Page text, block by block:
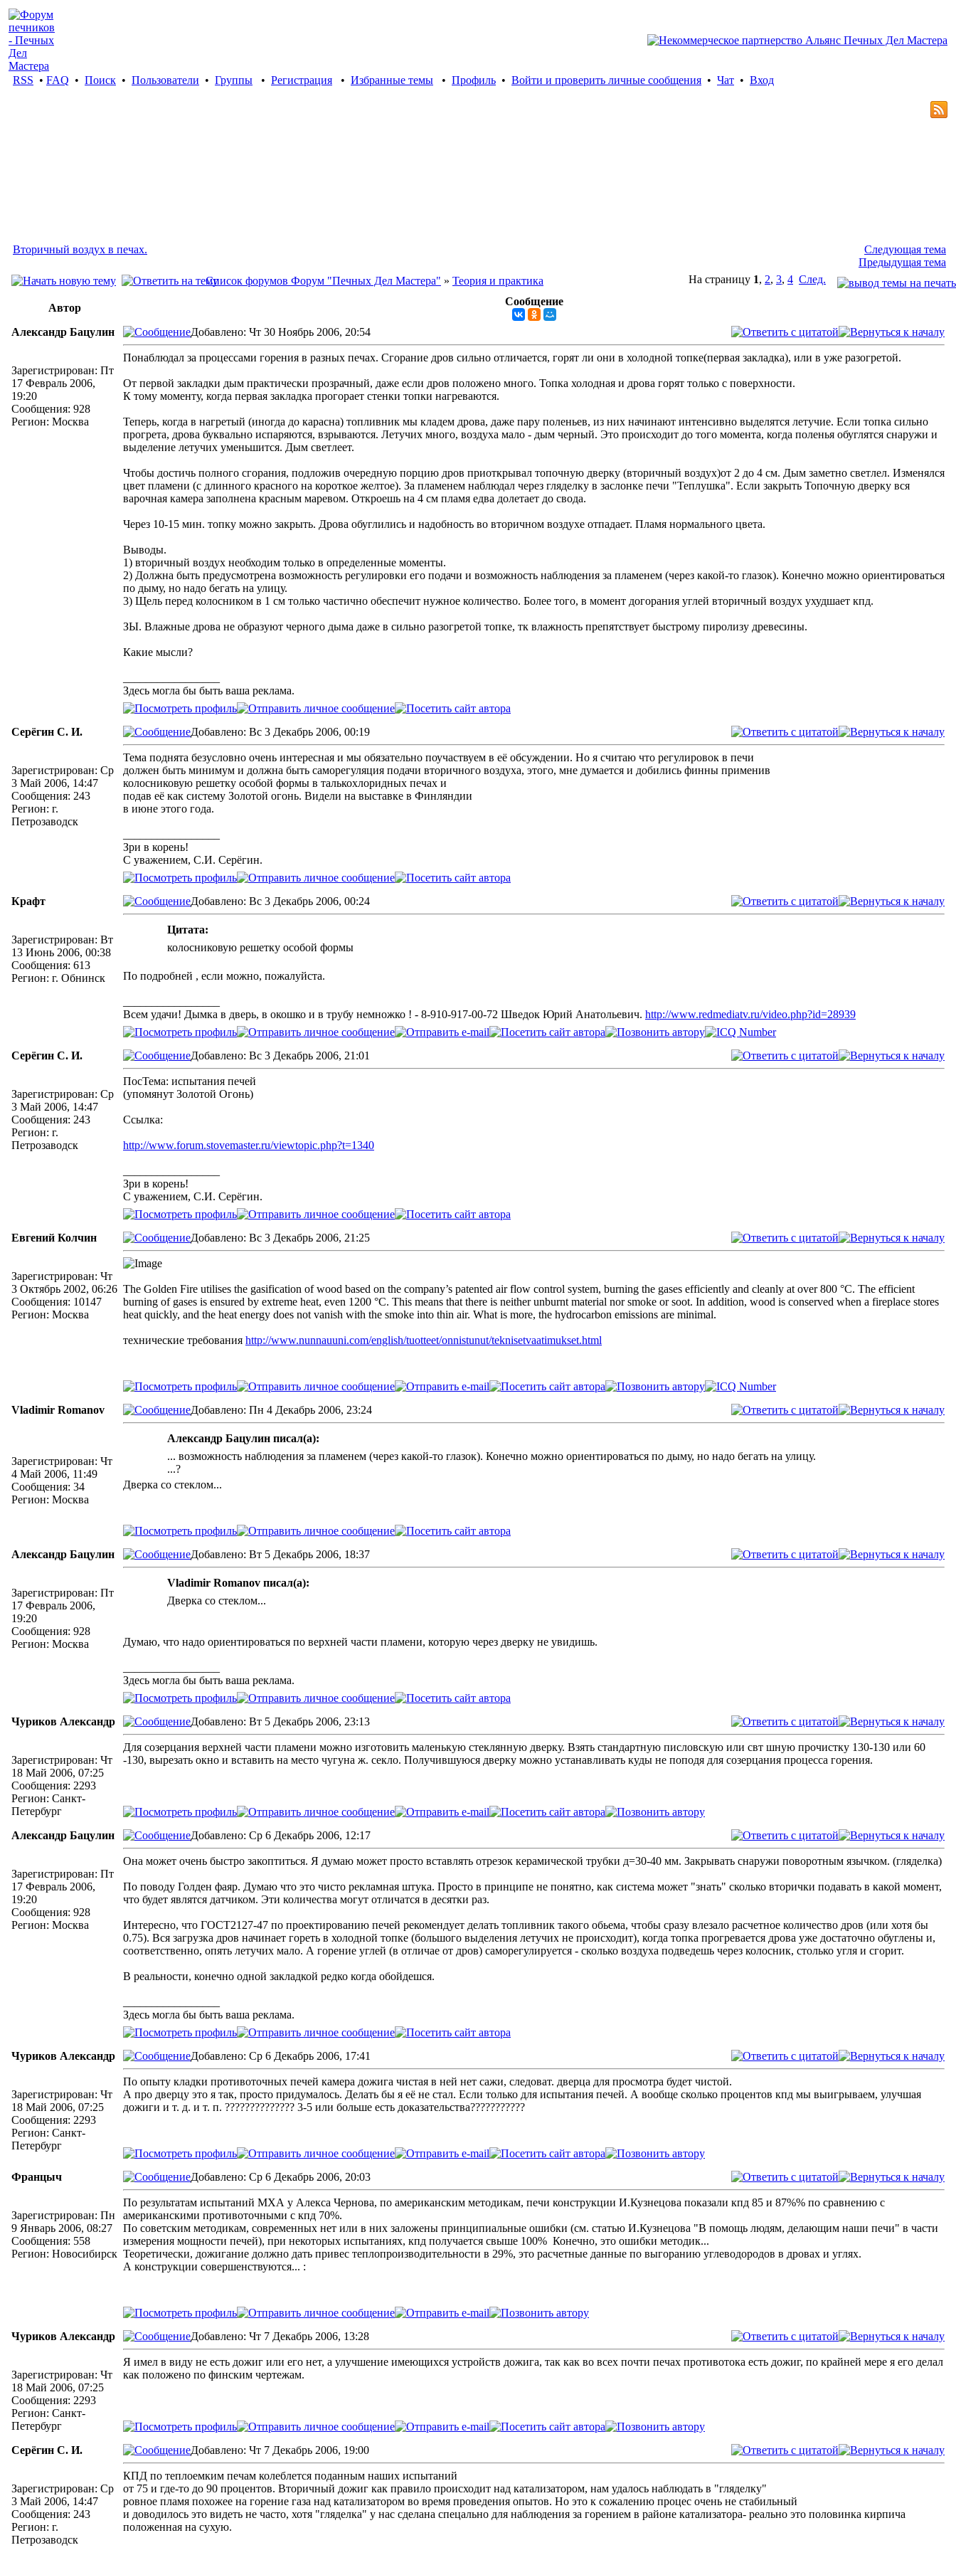
RSS • FAQ • Поиск • Пользователи • Группы • Регистрация • Избранные темы • Профиль • Войти и проверить личные сообщения • Чат • Вход
Вторичный воздух в печах.
Следующая тема
Предыдущая тема
Список форумов Форум "Печных Дел Мастера" » Теория и практика На страницу 1, 2, 3, 4 След.
Автор
Сообщение
Александр Бацулин
Зарегистрирован: Пт
17 Февраль 2006,
19:20
Сообщения: 928
Регион: Москва
Добавлено: Чт 30 Ноябрь 2006, 20:54
Понаблюдал за процессами горения в разных печах. Сгорание дров сильно отличается, горят ли они в холодной топке(первая закладка), или в уже разогретой.
От первой закладки дым практически прозрачный, даже если дров положено много. Топка холодная и дрова горят только с поверхности.
К тому моменту, когда первая закладка прогорает стенки топки нагреваются.
Теперь, когда в нагретый (иногда до карасна) топливник мы кладем дрова, даже пару поленьев, из них начинают интенсивно выделятся летучие. Если топка сильно
прогрета, дрова буквально испаряются, взрываются. Летучих много, воздуха мало - дым черный. Это происходит до того момента, когда поленья обуглятся снаружи и
выделение летучих уменьшится. Дым светлеет.
Чтобы достичь полного сгорания, подложив очередную порцию дров приоткрывал топочную дверку (вторичный воздух)от 2 до 4 см. Дым заметно светлел. Изменялся
цвет пламени (с длинного красного на короткое желтое). За пламенем наблюдал через гляделку в заслонке печи "Теплушка". Если закрыть Топочную дверку вся
варочная камера заполнена красным маревом. Откроешь на 4 см пламя едва долетает до свода.
Через 10-15 мин. топку можно закрыть. Дрова обуглились и надобность во вторичном воздухе отпадает. Пламя нормального цвета.
Выводы.
1) вторичный воздух необходим только в определенные моменты.
2) Должна быть предусмотрена возможность регулировки его подачи и возможность наблюдения за пламенем (через какой-то глазок). Конечно можно ориентироваться
по дыму, но надо бегать на улицу.
3) Щель перед колосником в 1 см только частично обеспечит нужное количество. Более того, в момент догорания углей вторичный воздух ухудшает кпд.
ЗЫ. Влажные дрова не образуют черного дыма даже в сильно разогретой топке, тк влажность препятствует быстрому пиролизу древесины.
Какие мысли?
Здесь могла бы быть ваша реклама.
Серёгин С. И.
Зарегистрирован: Ср
3 Май 2006, 14:47
Сообщения: 243
Регион: г.
Петрозаводск
Добавлено: Вс 3 Декабрь 2006, 00:19
Тема поднята безусловно очень интересная и мы обязательно поучаствуем в её обсуждении. Но я считаю что регулировок в печи
должен быть минимум и должна быть саморегуляция подачи вторичного воздуха, этого, мне думается и добились финны применив
колосниковую решетку особой формы в талькохлоридных печах и
подав её как систему Золотой огонь. Видели на выставке в Финляндии
в июне этого года.
Зри в корень!
С уважением, С.И. Серёгин.
Крафт
Зарегистрирован: Вт
13 Июнь 2006, 00:38
Сообщения: 613
Регион: г. Обнинск
Добавлено: Вс 3 Декабрь 2006, 00:24
Цитата:
колосниковую решетку особой формы
По подробней , если можно, пожалуйста.
Всем удачи! Дымка в дверь, в окошко и в трубу немножко ! - 8-910-917-00-72 Шведок Юрий Анатольевич. http://www.redmediatv.ru/video.php?id=28939
Серёгин С. И.
Зарегистрирован: Ср
3 Май 2006, 14:47
Сообщения: 243
Регион: г.
Петрозаводск
Добавлено: Вс 3 Декабрь 2006, 21:01
ПосТема: испытания печей
(упомянут Золотой Огонь)
Ссылка:
http://www.forum.stovemaster.ru/viewtopic.php?t=1340
Зри в корень!
С уважением, С.И. Серёгин.
Евгений Колчин
Зарегистрирован: Чт
3 Октябрь 2002, 06:26
Сообщения: 10147
Регион: Москва
Добавлено: Вс 3 Декабрь 2006, 21:25
The Golden Fire utilises the gasification of wood based on the company’s patented air flow control system, burning the gases efficiently and cleanly at over 800 °C. The efficient
burning of gases is ensured by extreme heat, even 1200 °C. This means that there is neither unburnt material nor smoke or soot. In addition, wood is conserved when a fireplace stores
heat quickly, and the heat energy does not vanish with the smoke into thin air. What is more, the hydrocarbon emissions are minimal.
технические требования http://www.nunnauuni.com/english/tuotteet/onnistunut/teknisetvaatimukset.html
Vladimir Romanov
Зарегистрирован: Чт
4 Май 2006, 11:49
Сообщения: 34
Регион: Москва
Добавлено: Пн 4 Декабрь 2006, 23:24
Александр Бацулин писал(а):
... возможность наблюдения за пламенем (через какой-то глазок). Конечно можно ориентироваться по дыму, но надо бегать на улицу.
...?
Дверка со стеклом...
Александр Бацулин
Зарегистрирован: Пт
17 Февраль 2006,
19:20
Сообщения: 928
Регион: Москва
Добавлено: Вт 5 Декабрь 2006, 18:37
Vladimir Romanov писал(а):
Дверка со стеклом...
Думаю, что надо ориентироваться по верхней части пламени, которую через дверку не увидишь.
Здесь могла бы быть ваша реклама.
Чуриков Александр
Зарегистрирован: Чт
18 Май 2006, 07:25
Сообщения: 2293
Регион: Санкт-
Петербург
Добавлено: Вт 5 Декабрь 2006, 23:13
Для созерцания верхней части пламени можно изготовить маленькую стеклянную дверку. Взять стандартную писловскую или свт шную прочистку 130-130 или 60
-130, вырезать окно и вставить на место чугуна ж. секло. Получившуюся дверку можно устанавливать куды не поподя для созерцания процесса горения.
Александр Бацулин
Зарегистрирован: Пт
17 Февраль 2006,
19:20
Сообщения: 928
Регион: Москва
Добавлено: Ср 6 Декабрь 2006, 12:17
Она может очень быстро закоптиться. Я думаю может просто вставлять отрезок керамической трубки д=30-40 мм. Закрывать снаружи поворотным язычком. (гляделка)
По поводу Голден фаяр. Думаю что это чисто рекламная штука. Просто в принципе не понятно, как система может "знать" сколько вторички подавать в какой момент,
что будет являтся датчиком. Эти количества могут отличатся в десятки раз.
Интересно, что ГОСТ2127-47 по проектированию печей рекомендует делать топливник такого обьема, чтобы сразу влезало расчетное количество дров (или хотя бы
0.75). Вся загрузка дров начинает гореть в холодной топке (большого выделения летучих не происходит), когда топка прогревается дрова уже достаточно обуглены и,
соответственно, опять летучих мало. А горение углей (в отличае от дров) саморегулируется - сколько воздуха подведешь через колосник, столько угля и сгорит.
В реальности, конечно одной закладкой редко когда обойдешся.
Здесь могла бы быть ваша реклама.
Чуриков Александр
Зарегистрирован: Чт
18 Май 2006, 07:25
Сообщения: 2293
Регион: Санкт-
Петербург
Добавлено: Ср 6 Декабрь 2006, 17:41
По опыту кладки противоточных печей камера дожига чистая в ней нет сажи, следоват. дверца для просмотра будет чистой.
А про дверцу это я так, просто придумалось. Делать бы я её не стал. Если только для испытания печей. А вообще сколько процентов кпд мы выигрываем, улучшая
дожиги и т. д. и т. п. ?????????????? 3-5 или больше есть доказательства???????????
Францыч
Зарегистрирован: Пн
9 Январь 2006, 08:27
Сообщения: 558
Регион: Новосибирск
Добавлено: Ср 6 Декабрь 2006, 20:03
По результатам испытаний МХА у Алекса Чернова, по американским методикам, печи конструкции И.Кузнецова показали кпд 85 и 87%% по сравнению с
американскими противоточными с кпд 70%.
По советским методикам, современных нет или в них заложены принципиальные ошибки (см. статью И.Кузнецова "В помощь людям, делающим наши печи" в части
измерения мощности печей), при некоторых испытаниях, кпд получается свыше 100% Конечно, это ошибки методик...
Теоретически, дожигание должно дать привес теплопроизводительности в 29%, это расчетные данные по выгоранию углеводородов в дровах и углях.
А конструкции совершенствуются... :
Чуриков Александр
Зарегистрирован: Чт
18 Май 2006, 07:25
Сообщения: 2293
Регион: Санкт-
Петербург
Добавлено: Чт 7 Декабрь 2006, 13:28
Я имел в виду не есть дожиг или его нет, а улучшение имеющихся устройств дожига, так как во всех почти печах противотока есть дожиг, по крайней мере я его делал
как положено по финским чертежам.
Серёгин С. И.
Зарегистрирован: Ср
3 Май 2006, 14:47
Сообщения: 243
Регион: г.
Петрозаводск
Добавлено: Чт 7 Декабрь 2006, 19:00
КПД по теплоемким печам колеблется поданным наших испытаний
от 75 и где-то до 90 процентов. Вторичный дожиг как правило происходит над катализатором, нам удалось наблюдать в "гляделку"
ровное пламя похожее на горение газа над катализатором во время проведения опытов. Но это к сожалению процес очень не стабильный
и доводилось это видеть не часто, хотя "гляделка" у нас сделана спецально для наблюдения за горением в районе катализатора- реально это половинка кирпича
положенная на сухую.